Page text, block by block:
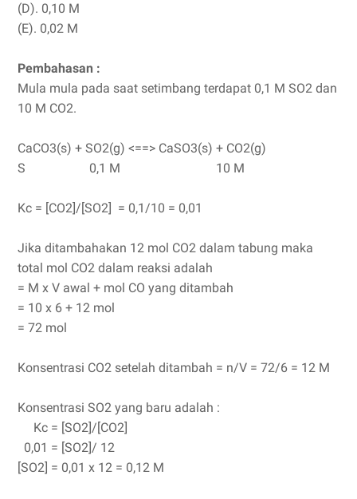
(D). 0,10 M
(E). 0,02 M
Pembahasan :
Mula mula pada saat setimbang terdapat 0,1 M SO2 dan
10 M CO2.
CaCO3(s) + SO2(g) <==> CaSO3(s) + CO2(g)
S
0,1 M 10 M
Kc = [CO2]/[SO2] = 0,1/10 = 0,01
Jika ditambahakan 12 mol CO2 dalam tabung maka
total mol CO2 dalam reaksi adalah
= M x V awal + mol CO yang ditambah
= 10 x 6 + 12 mol
= 72 mol
Konsentrasi CO2 setelah ditambah = n/V = 72/6 = 12 M
Konsentrasi SO2 yang baru adalah :
Kc = [SO2]/[CO2]
0,01 = [SO2]/ 12
[SO2] = 0,01 x 12 = 0,12 M